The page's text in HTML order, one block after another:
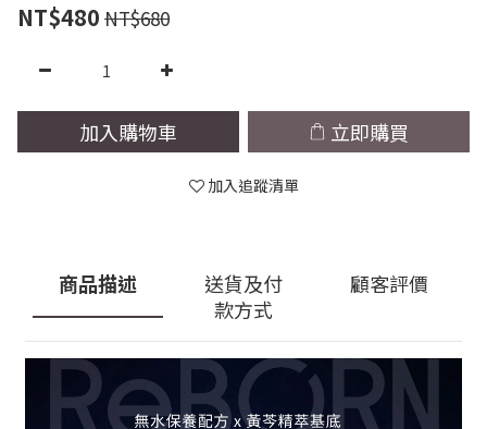
NT$480 NT$680
加入購物車 立即購買
加入追蹤清單
商品描述
送貨及付
款方式
顧客評價